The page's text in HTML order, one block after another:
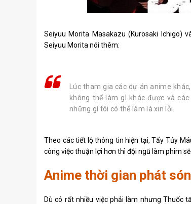
Seiyuu Morita Masakazu (Kurosaki Ichigo)
Seiyuu Morita nói thêm:
Lúc tham gia các dự án anime
không thể làm gì khác được và
những gì tôi có thể làm là xin lỗi.
Theo các tiết lộ thông tin hiện tại, Tẩy Tủy
công việc thuận lợi hơn thì đội ngũ làm phim
Anime thời gian phát
Dù có rất nhiều việc phải làm nhưng Thuốc